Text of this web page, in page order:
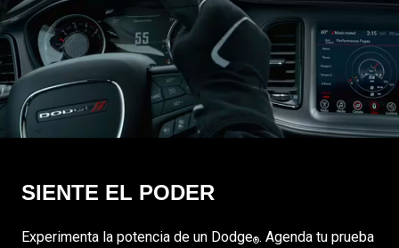
SIENTE EL PODER
Experimenta la potencia de un Dodge®. Agenda tu prueba